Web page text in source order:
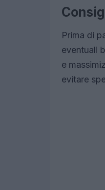
Prima di
eventuali
e
evitare